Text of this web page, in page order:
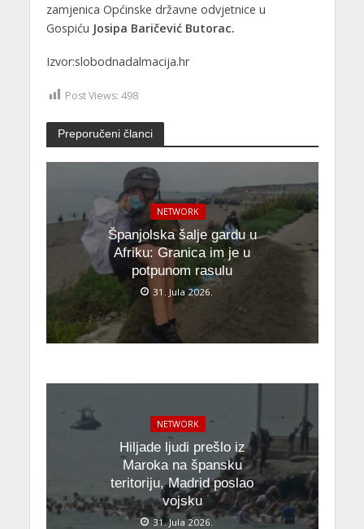
zamjenica Općinske državne odvjetnice u
Gospiću Josipa Baričević Butorac.
Izvor:slobodnadalmacija.hr
Post Views: 498
Preporučeni članci
NETWORK
Španjolska šalje gardu u
Afriku: Granica im je u
potpunom rasulu
31. Jula 2026.
NETWORK
Hiljade ljudi prešlo iz
Maroka na špansku
teritoriju, Madrid poslao
vojsku
31. Jula 2026.